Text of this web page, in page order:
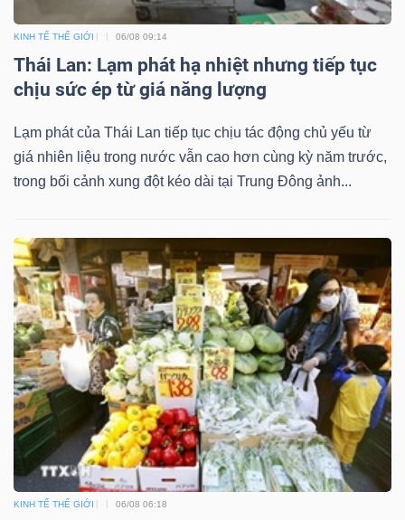
KINH TẾ THẾ GIỚI 06/08 09:14
Thái Lan: Lạm phát hạ nhiệt nhưng tiếp tục
chịu sức ép từ giá năng lượng
Lạm phát của Thái Lan tiếp tục chịu tác động chủ yếu từ
giá nhiên liệu trong nước vẫn cao hơn cùng kỳ năm trước,
trong bối cảnh xung đột kéo dài tại Trung Đông ảnh...
KINH TẾ THẾ GIỚI 06/08 06:18